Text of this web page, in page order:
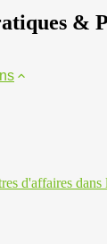
&
d'affaires dans